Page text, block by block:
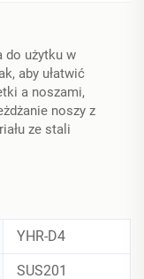
do użytku w
aby ułatwić
a noszami,
noszy z
ze stali
YHR-D4
SUS201